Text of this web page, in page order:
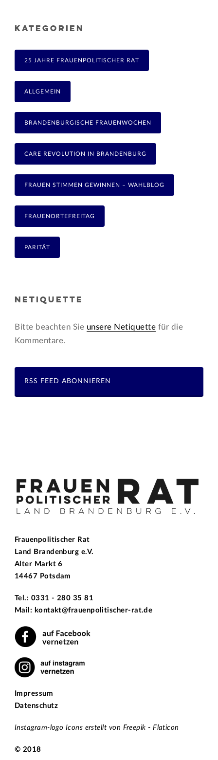
KATEGORIEN
25 JAHRE FRAUENPOLITISCHER RAT
ALLGEMEIN
BRANDENBURGISCHE FRAUENWOCHEN
CARE REVOLUTION IN BRANDENBURG
FRAUEN STIMMEN GEWINNEN – WAHLBLOG
FRAUENORTEFREITAG
PARITÄT
NETIQUETTE
Bitte beachten Sie unsere Netiquette für die
Kommentare.
RSS FEED ABONNIEREN
Frauenpolitischer Rat
Land Brandenburg e.V.
Alter Markt 6
14467 Potsdam
Tel.: 0331 - 280 35 81
Mail: kontakt@frauenpolitischer-rat.de
Impressum
Datenschutz
Instagram-logo Icons erstellt von Freepik - Flaticon
© 2018